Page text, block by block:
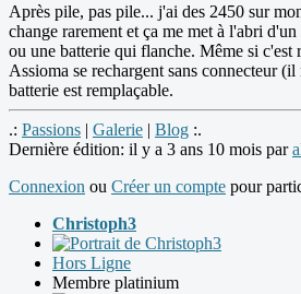
Après pile, pas pile... j'ai des 2450 sur
change rarement et ça me met à l'abri
ou une batterie qui flanche. Même si c'est
Assioma se rechargent sans connecteur (il
batterie est remplaçable.
.: Passions | Galerie | Blog :.
Dernière édition: il y a 3 ans 10 mois par
Connexion ou Créer un compte pour
Christoph3
Hors Ligne
Membre platinium